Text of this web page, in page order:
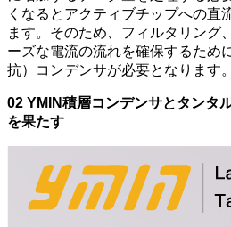
くなるとアクティブチップへの直
ます。そのため、フィルタリング
ーズな電流の流れを確保するため
抗）コンデンサが必要となります。
02 YMIN積層コンデンサとタンタ
を果たす